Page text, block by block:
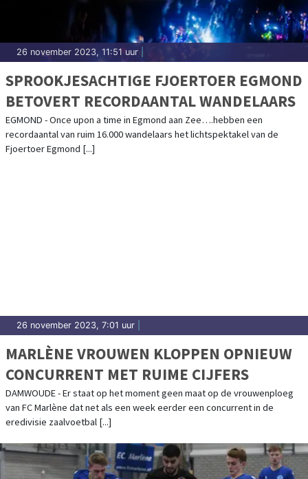
26 november 2023, 11:51 uur
SPROOKJESACHTIGE FJOERTOER EGMOND
BETOVERT RECORDAANTAL WANDELAARS
EGMOND - Once upon a time in Egmond aan Zee….hebben een
recordaantal van ruim 16.000 wandelaars het lichtspektakel van de
Fjoertoer Egmond [...]
26 november 2023, 7:01 uur
MARLÈNE VROUWEN KLOPPEN OPNIEUW
CONCURRENT MET RUIME CIJFERS
DAMWOUDE - Er staat op het moment geen maat op de vrouwenploeg
van FC Marlène dat net als een week eerder een concurrent in de
eredivisie zaalvoetbal [...]